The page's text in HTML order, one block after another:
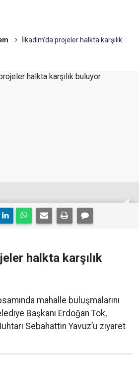
İlkadım’da projeler halkta karşılık
halkta karşılık
mahalle buluşmalarını
Başkanı Erdoğan Tok,
Sebahattin Yavuz’u ziyaret